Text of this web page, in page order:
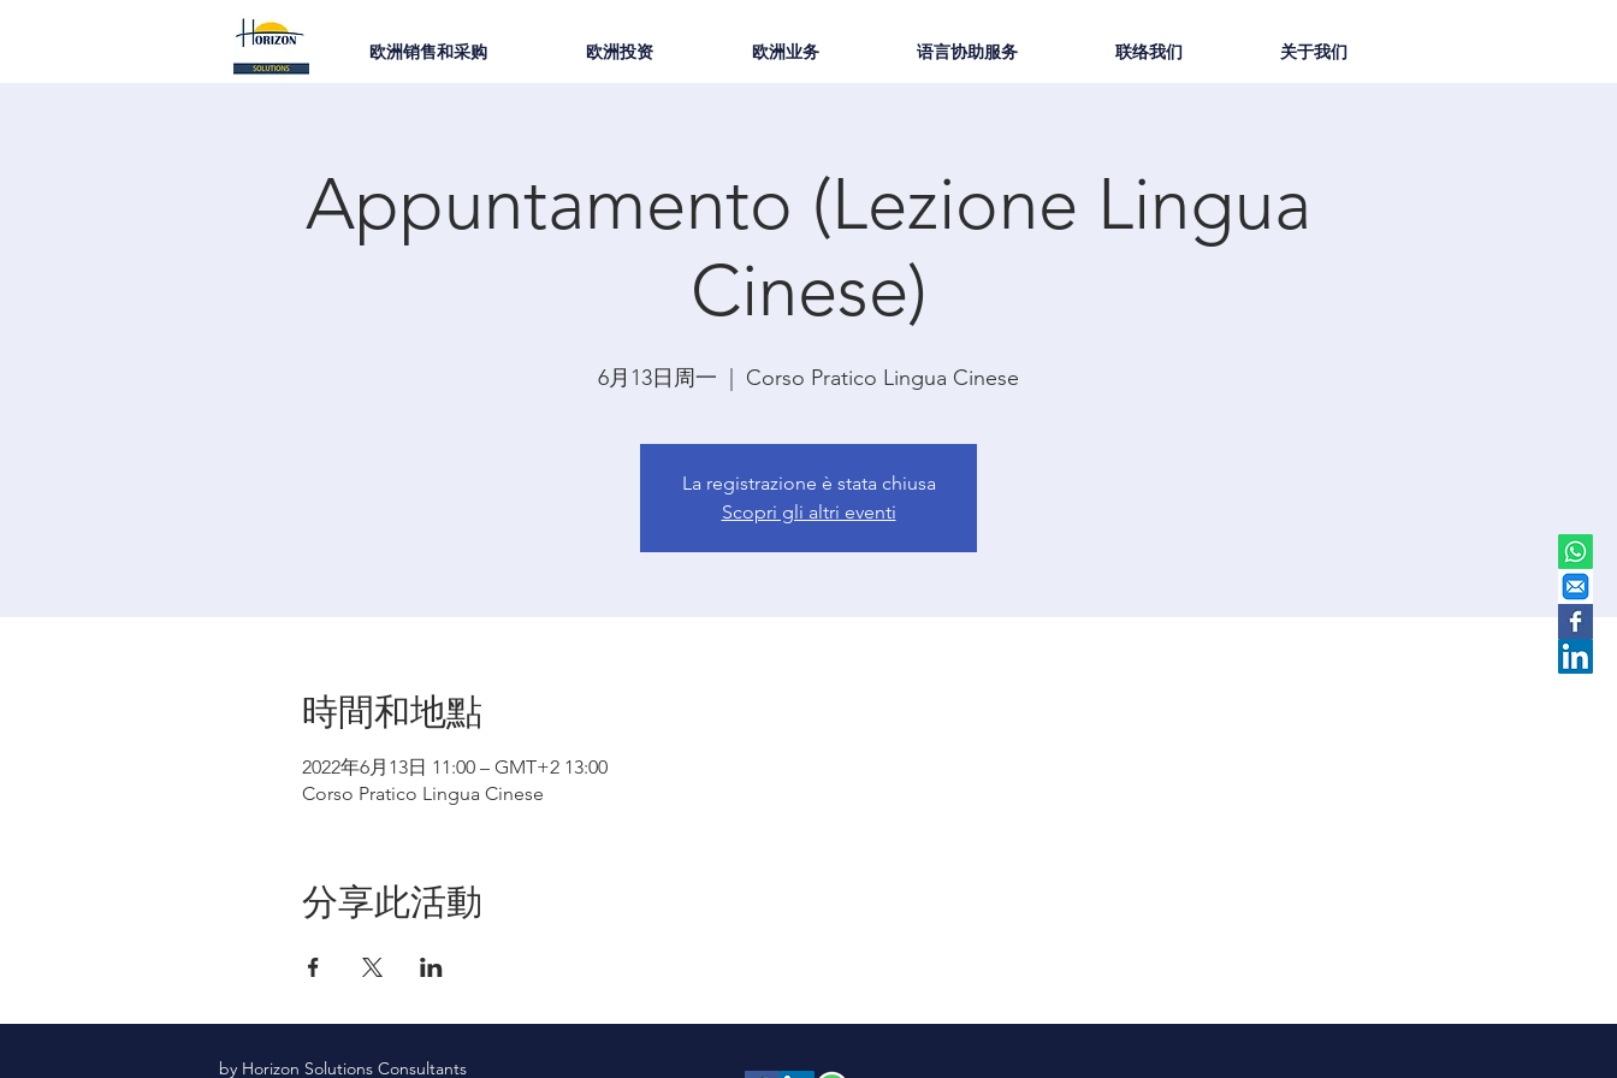
欧洲销售和采购 欧洲投资 欧洲业务 语言协助服务 联络我们 关于我们
Appuntamento (Lezione Lingua
Cinese)
6月13日周一 Corso Pratico Lingua Cinese
La registrazione è stata chiusa
Scopri gli altri eventi
時間和地點
2022年6月13日 11:00 – GMT+2 13:00
Corso Pratico Lingua Cinese
分享此活動
by Horizon Solutions Consultants